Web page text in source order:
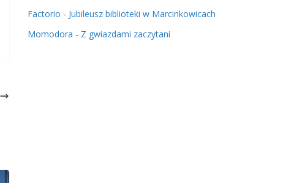
Factorio - Jubileusz biblioteki w Marcinkowicach
Momodora - Z gwiazdami zaczytani